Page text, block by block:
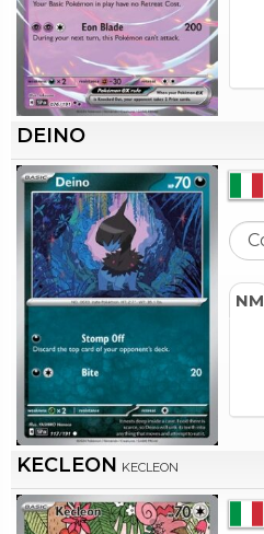
DEINO
NM
KECLEON KECLEON